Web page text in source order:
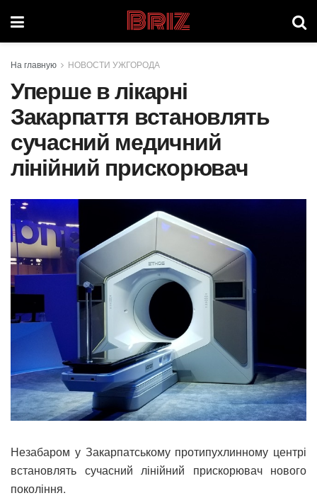
Briz
На главную НОВОСТИ УЖГОРОДА
Уперше в лікарні
Закарпаття встановлять
сучасний медичний
лінійний прискорювач
Незабаром у Закарпатському протипухлинному центрі
встановлять сучасний лінійний прискорювач нового
покоління.